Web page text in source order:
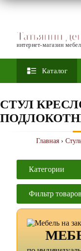
Татьянин
интернет-магазин
Каталог
СТУЛ
Главная ›
Категории
Фильтр товаров